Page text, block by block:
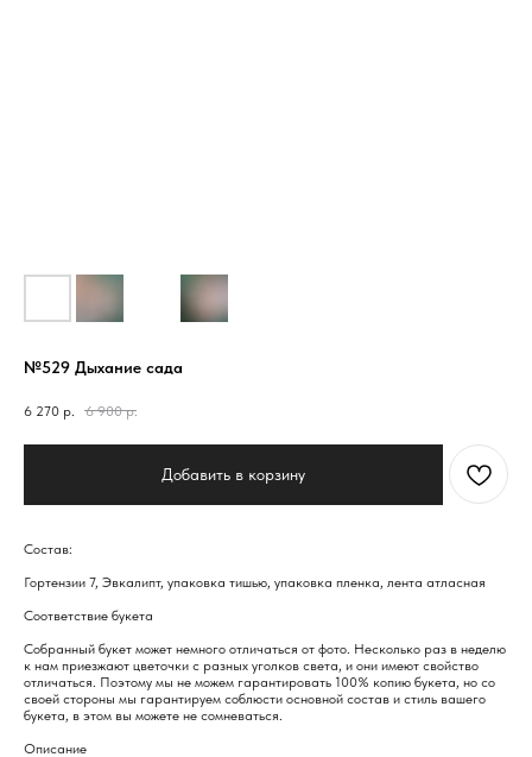
№529 Дыхание сада
6 270 р. 6 900 р.
Добавить в корзину
Состав:
Гортензии 7, Эвкалипт, упаковка тишью, упаковка пленка, лента атласная
Соответствие букета
Собранный букет может немного отличаться от фото. Несколько раз в неделю
к нам приезжают цветочки с разных уголков света, и они имеют свойство
отличаться. Поэтому мы не можем гарантировать 100% копию букета, но со
своей стороны мы гарантируем соблюсти основной состав и стиль вашего
букета, в этом вы можете не сомневаться.
Описание